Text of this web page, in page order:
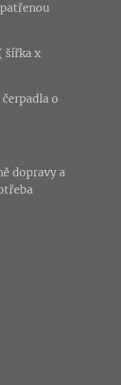
šířka x
o
dopravy a